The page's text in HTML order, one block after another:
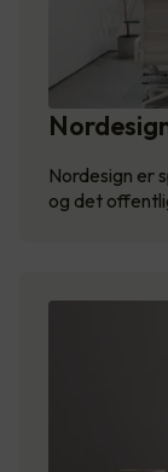
Nordesign er
og det